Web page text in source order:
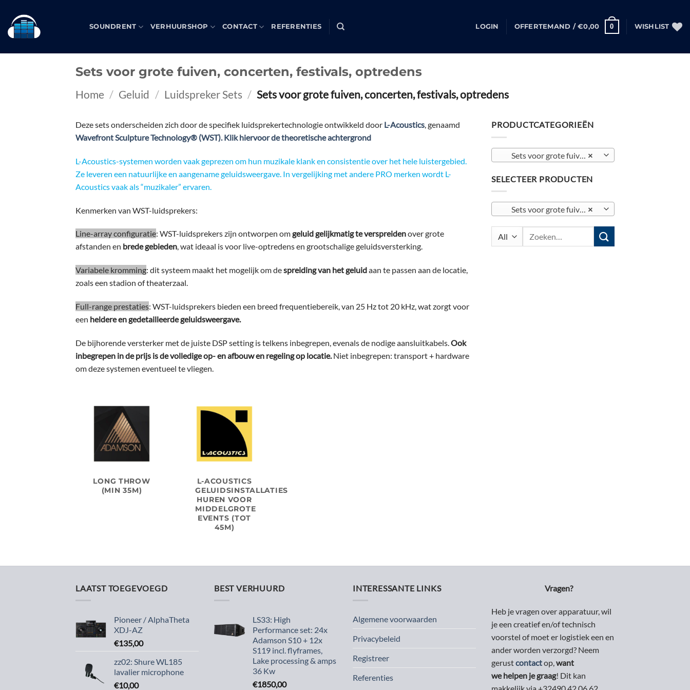
content
SOUNDRENT VERHUURSHOP CONTACT REFERENTIES LOGIN OFFERTEMAND /€0,00 0 WISHLIST
Sets voor grote fuiven, concerten, festivals, optredens
Home / Geluid / Luidspreker Sets / Sets voor grote fuiven, concerten, festivals, optredens
Deze sets onderscheiden zich door de specifiek luidsprekertechnologie ontwikkeld door L-Acoustics, genaamd
Wavefront Sculpture Technology® (WST).Klik hiervoor de theoretische achtergrond
L-Acoustics-systemen worden vaak geprezen om hun muzikale klank en consistentie over het hele luistergebied.
Ze leveren een natuurlijke en aangename geluidsweergave. In vergelijking met andere PRO merken wordt L-
Acoustics vaak als “muzikaler” ervaren.
Kenmerken van WST-luidsprekers:
Line-array configuratie: WST-luidsprekers zijn ontworpen omgeluid gelijkmatig te verspreidenover grote
afstanden en brede gebieden, wat ideaal is voor live-optredens en grootschalige geluidsversterking.
Variabele kromming: dit systeem maakt het mogelijk om despreiding van het geluidaan te passen aan de locatie,
zoals een stadion of theaterzaal.
Full-range prestaties: WST-luidsprekers bieden een breed frequentiebereik, van 25 Hz tot 20 kHz, wat zorgt voor
een heldere en gedetailleerde geluidsweergave.
De bijhorende versterker met de juiste DSP setting is telkens inbegrepen, evenals de nodige aansluitkabels. Ook
inbegrepen in de prijs is de volledige op- en afbouw en regeling op locatie. Niet inbegrepen: transport + hardware
om deze systemen eventueel te vliegen.
LONG THROW
(MIN 35M)
L-ACOUSTICS
GELUIDSINSTALLATIES
HUREN VOOR
MIDDELGROTE
EVENTS (TOT
45M)
PRODUCTCATEGORIEËN
×
Sets voor grote fuiven, concerten, festivals, optredens
SELECTEER PRODUCTEN
×
Sets voor grote fuiven, concerten, festivals, optredens (11)
LAATST TOEGEVOEGD
Pioneer / AlphaTheta
XDJ-AZ
€135,00
zz02: Shure WL185
lavalier microphone
€10,00
BEST VERHUURD
LS33: High
Performance set: 24x
Adamson S10 + 12x
S119 incl. flyframes,
Lake processing & amps
36 Kw
€1850,00
INTERESSANTE LINKS
Algemene voorwaarden
Privacybeleid
Registreer
Referenties
Vragen?
Heb je vragen over apparatuur, wil
je een creatief en/of technisch
voorstel of moet er logistiek een en
ander worden verzorgd? Neem
gerustcontactop,want
we helpen je graag! Dit kan